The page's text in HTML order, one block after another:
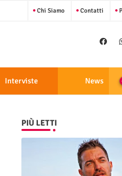
Chi Siamo Contatti
Interviste News
PIÙ LETTI